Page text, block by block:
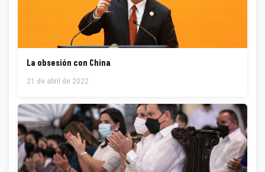
La obsesión con China
21 de abril de 2022